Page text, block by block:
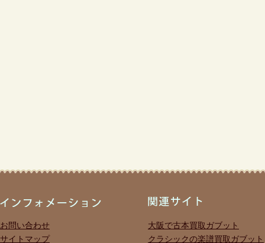
お問い合わせ
サイトマップ
大阪で古本買取ガブット
クラシックの楽譜買取ガブット